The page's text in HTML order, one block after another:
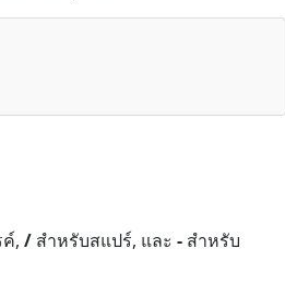
, / สำหรับสแปร์, และ - สำหรับ